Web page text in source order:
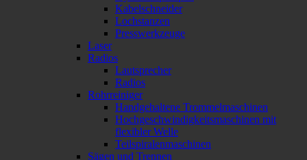
Kabelschneider
Lochstanzen
Presswerkzeuge
Laser
Radios
Lautsprecher
Radios
Rohrreiniger
Handgehaltene Trommelmaschinen
Hochgeschwindigkeitsmaschinen mit
flexibler Welle
Teilspiralenmaschinen
Sägen und Trennen